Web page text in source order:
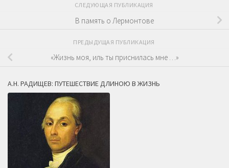
СЛЕДУЮЩАЯ ПУБЛИКАЦИЯ
В память о Лермонтове
ПРЕДЫДУЩАЯ ПУБЛИКАЦИЯ
«Жизнь моя, иль ты приснилась мне …»
А.Н. РАДИЩЕВ: ПУТЕШЕСТВИЕ ДЛИНОЮ В ЖИЗНЬ